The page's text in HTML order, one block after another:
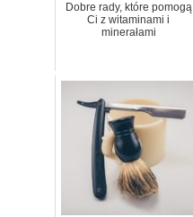
Dobre rady, które pomogą
Ci z witaminami i
minerałami